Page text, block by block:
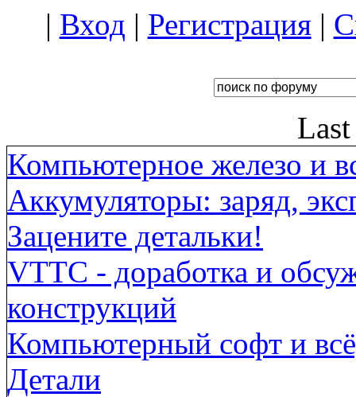
| Вход | Регистрация|
Компьютерное железо и
Аккумуляторы: заряд,
Зацените детальки!
VTTC - доработка и
конструкций
Компьютерный софт и
Детали